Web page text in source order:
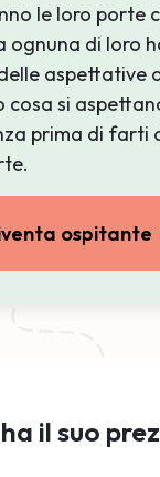
le loro porte
ognuna di loro
aspettative
cosa si
prima di farti
ospitante
il suo